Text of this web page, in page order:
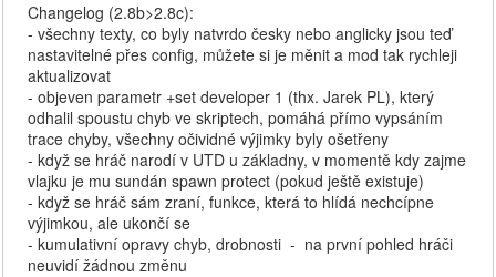
Changelog (2.8b>2.8c):
- všechny texty, co byly natvrdo česky nebo anglicky jsou teď
nastavitelné přes config, můžete si je měnit a mod tak rychleji
aktualizovat
- objeven parametr +set developer 1 (thx. Jarek PL), který
odhalil spoustu chyb ve skriptech, pomáhá přímo vypsáním
trace chyby, všechny očividné výjimky byly ošetřeny
- když se hráč narodí v UTD u základny, v momentě kdy zajme
vlajku je mu sundán spawn protect (pokud ještě existuje)
- když se hráč sám zraní, funkce, která to hlídá nechcípne
výjimkou, ale ukončí se
- kumulativní opravy chyb, drobnosti - na první pohled hráči
neuvidí žádnou změnu